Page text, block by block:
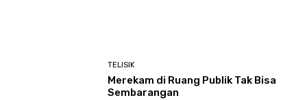
TELISIK
Merekam di Ruang Publik Tak Bisa
Sembarangan